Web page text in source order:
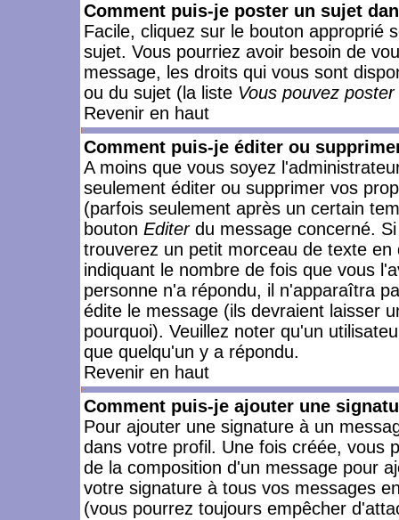
Comment puis-je poster un sujet
Facile, cliquez sur le bouton approprié
sujet. Vous pourriez avoir besoin de
message, les droits qui vous sont
ou du sujet (la liste Vous pouvez
Revenir en haut
Comment puis-je éditer ou
A moins que vous soyez
seulement éditer ou supprimer vos
(parfois seulement après un certain
bouton Editerdu message concerné.
trouverez un petit morceau de texte
indiquant le nombre de fois que vous
personne n'a répondu, il n'apparaîtra
édite le message (ils devraient laisser
pourquoi). Veuillez noter qu'un
que quelqu'un y a répondu.
Revenir en haut
Comment puis-je ajouter une
Pour ajouter une signature à un
dans votre profil. Une fois créée, vous
de la composition d'un message pour
votre signature à tous vos messages
(vous pourrez toujours empêcher